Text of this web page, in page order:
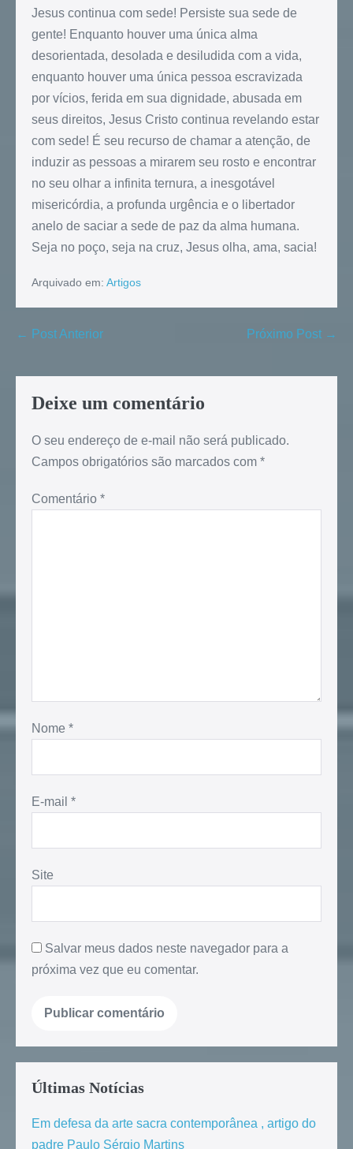
Jesus continua com sede! Persiste sua sede de
gente! Enquanto houver uma única alma
desorientada, desolada e desiludida com a vida,
enquanto houver uma única pessoa escravizada
por vícios, ferida em sua dignidade, abusada em
seus direitos, Jesus Cristo continua revelando estar
com sede! É seu recurso de chamar a atenção, de
induzir as pessoas a mirarem seu rosto e encontrar
no seu olhar a infinita ternura, a inesgotável
misericórdia, a profunda urgência e o libertador
anelo de saciar a sede de paz da alma humana.
Seja no poço, seja na cruz, Jesus olha, ama, sacia!
Arquivado em: Artigos
← Post Anterior Próximo Post →
Deixe um comentário
O seu endereço de e-mail não será publicado.
Campos obrigatórios são marcados com *
Comentário *
Nome *
E-mail *
Site
Salvar meus dados neste navegador para a
próxima vez que eu comentar.
Últimas Notícias
Em defesa da arte sacra contemporânea , artigo do
padre Paulo Sérgio Martins